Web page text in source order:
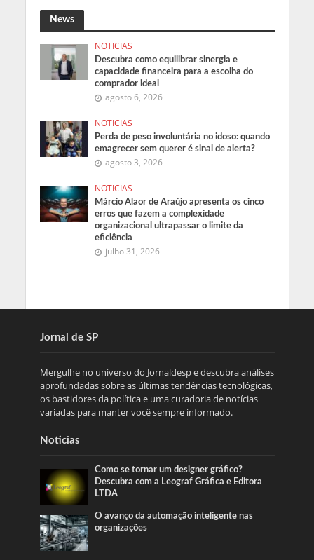
News
NOTICIAS
Descubra como equilibrar sinergia e
capacidade financeira para a escolha do
comprador ideal
agosto 6, 2026
NOTICIAS
Perda de peso involuntária no idoso: quando
emagrecer sem querer é sinal de alerta?
agosto 3, 2026
NOTICIAS
Márcio Alaor de Araújo apresenta os cinco
erros que fazem a complexidade
organizacional ultrapassar o limite da
eficiência
julho 31, 2026
Jornal de SP
Mergulhe no universo do Jornaldesp e descubra análises
aprofundadas sobre as últimas tendências tecnológicas,
os bastidores da política e uma curadoria de notícias
variadas para manter você sempre informado.
Noticias
Como se tornar um designer gráfico?
Descubra com a Leograf Gráfica e Editora
LTDA
O avanço da automação inteligente nas
organizações